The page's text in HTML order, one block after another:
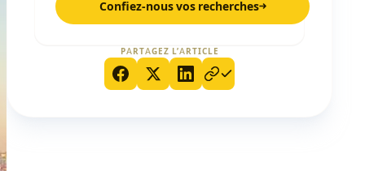
Confiez-nous vos recherches
PARTAGEZ L’ARTICLE